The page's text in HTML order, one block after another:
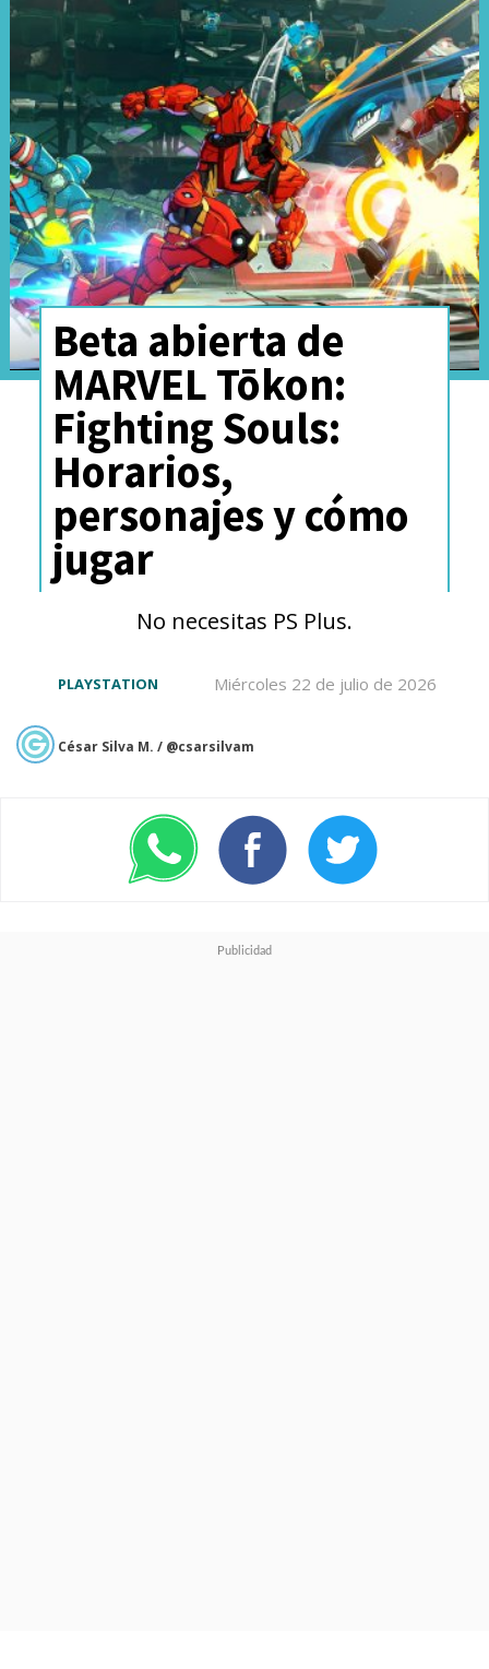
Canciones, celebración, risas,
familia y un mensaje final.
Sabemos que todo esto
funcionó de maravilla cuando se
nos dibuja una enorme sonrisa
al momento de iniciar los
créditos finales.
Especial de Marvel Studios,
luego de la muy bien recibida
(Werewolf by Night),
reforzó los
lazos que hacen tan especial
unido gracias a sus
Beta abierta de
MARVEL Tōkon:
Fighting Souls:
Horarios,
personajes y cómo
jugar
No necesitas PS Plus.
Miércoles 22 de julio de 2026
PLAYSTATION
César Silva M. / @csarsilvam